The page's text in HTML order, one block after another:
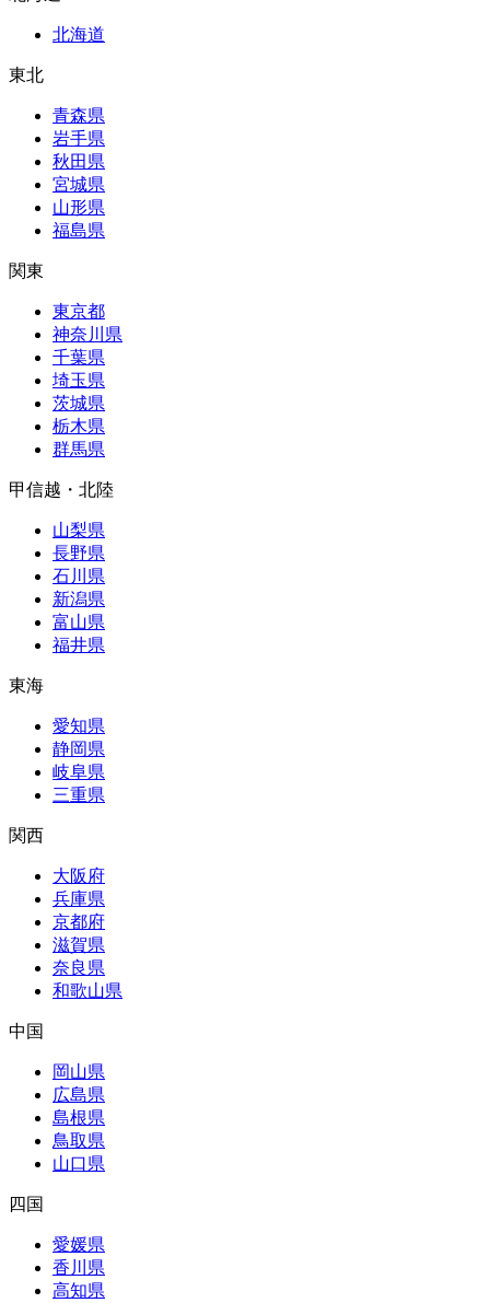
北海道
東北
青森県
岩手県
秋田県
宮城県
山形県
福島県
関東
東京都
神奈川県
千葉県
埼玉県
茨城県
栃木県
群馬県
甲信越・北陸
山梨県
長野県
石川県
新潟県
富山県
福井県
東海
愛知県
静岡県
岐阜県
三重県
関西
大阪府
兵庫県
京都府
滋賀県
奈良県
和歌山県
中国
岡山県
広島県
島根県
鳥取県
山口県
四国
愛媛県
香川県
高知県